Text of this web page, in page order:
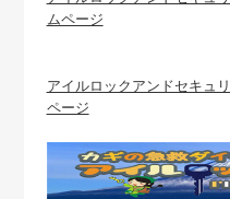
ムページ
アイルロックアンドセキュ
ページ